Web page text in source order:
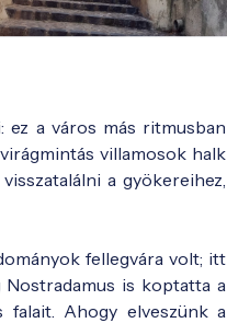
a város más ritmusban
villamosok halk
a gyökereihez,
fellegvára volt; itt
is koptatta a
Ahogy elveszünk a